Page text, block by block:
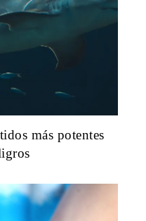
más potentes